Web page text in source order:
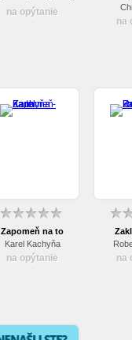
na opýtanie
na
Zapomeň na to
Karel Kachyňa
na opýtanie na